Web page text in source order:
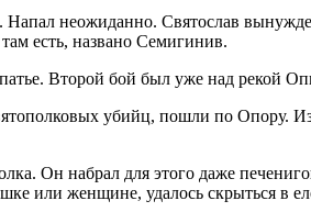
неожиданно. Святослав
есть, названо Семигинив.
Второй бой был уже над рекой
убийц, пошли по Опору.
Он набрал для этого даже
или женщине, удалось скрыться в